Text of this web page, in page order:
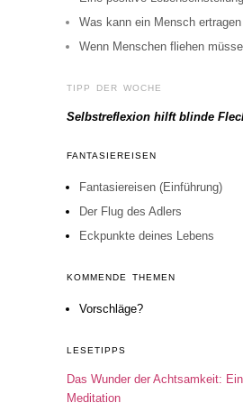
Was kann ein Mensch ertragen
Wenn Menschen fliehen
TIPP DER WOCHE
Selbstreflexion hilft blinde
FANTASIEREISEN
Fantasiereisen (Einführung)
Der Flug des Adlers
Eckpunkte deines Lebens
KOMMENDE THEMEN
Vorschläge?
LESETIPPS
Das Wunder der Achtsamkeit:
Meditation